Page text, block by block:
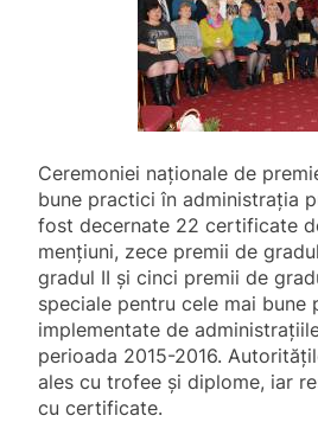
Ceremoniei naționale de
bune practici în administrația
fost decernate 22 certificate
mențiuni, zece premii de
gradul II și cinci premii de
speciale pentru cele mai bune
implementate de
perioada 2015-2016.
ales cu trofee și diplome, iar
cu certificate.